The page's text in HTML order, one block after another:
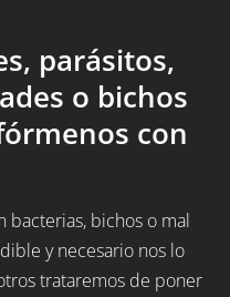
parásitos,
o bichos
con
bacterias, bichos o mal
y necesario nos lo
trataremos de poner